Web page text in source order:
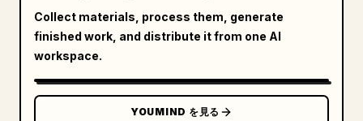
Collect materials, process them, generate
finished work, and distribute it from one AI
workspace.
YOUMIND を見る